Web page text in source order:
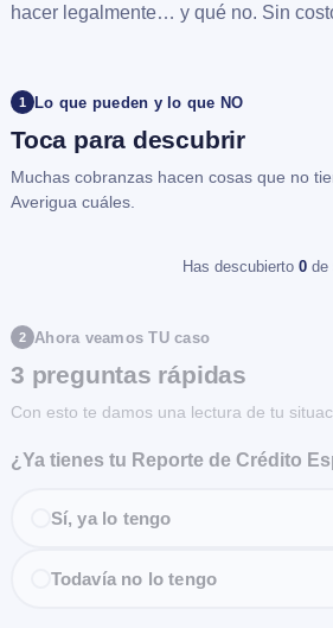
hacer legalmente… y qué no. Sin
1 Lo que pueden y lo que NO
Toca para descubrir
Muchas cobranzas hacen cosas que no
Averigua cuáles.
Has descubierto 0 de
2 Ahora veamos TU caso
3 preguntas rápidas
Con esto te damos una lectura de tu
¿Ya tienes tu Reporte de Crédito
Sí, ya lo tengo
Todavía no lo tengo